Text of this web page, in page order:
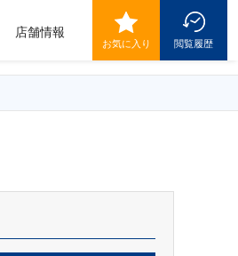
店舗情報
お気に入り 閲覧履歴